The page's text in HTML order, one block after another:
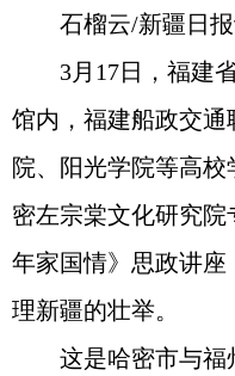
石榴云/新疆日
3月17日，福建
馆内，福建船政交
院、阳光学院等高
密左宗棠文化研究
年家国情》思政讲
理新疆的壮举。
这是哈密市与福